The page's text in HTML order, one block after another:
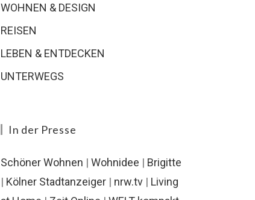
WOHNEN & DESIGN
REISEN
LEBEN & ENTDECKEN
UNTERWEGS
In der Presse
Schöner Wohnen | Wohnidee | Brigitte
| Kölner Stadtanzeiger | nrw.tv | Living